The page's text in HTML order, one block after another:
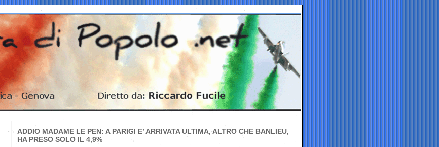
ADDIO MADAME LE PEN: A PARIGI E’ ARRIVATA ULTIMA, ALTRO CHE BANLIEU,
HA PRESO SOLO IL 4,9%